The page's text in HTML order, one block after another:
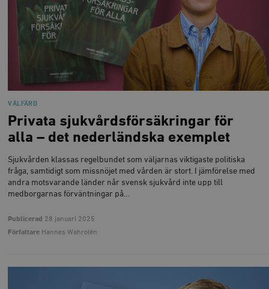
VÄLFÄRD
Privata sjukvårdsförsäkringar för
alla – det nederländska exemplet
Sjukvården klassas regelbundet som väljarnas viktigaste politiska
fråga, samtidigt som missnöjet med vården är stort. I jämförelse med
andra motsvarande länder når svensk sjukvård inte upp till
medborgarnas förväntningar på…
Publicerad 28 januari 2025
Författare Hannes Wahrolén